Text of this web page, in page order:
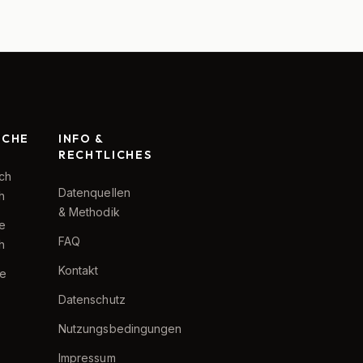
INFO &
RECHTLICHES
Datenquellen
& Methodik
FAQ
Kontakt
Datenschutz
Nutzungsbedingungen
Impressum